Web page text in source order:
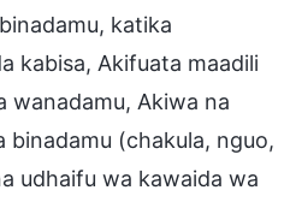
katika
kabisa, Akifuata maadili
wanadamu, Akiwa na
binadamu (chakula, nguo,
udhaifu wa kawaida wa